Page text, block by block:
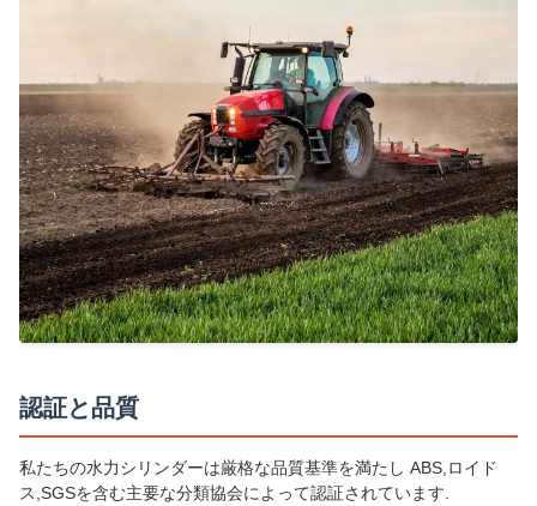
認証と品質
私たちの水力シリンダーは厳格な品質基準を満たし ABS,ロイド
ス,SGSを含む主要な分類協会によって認証されています.